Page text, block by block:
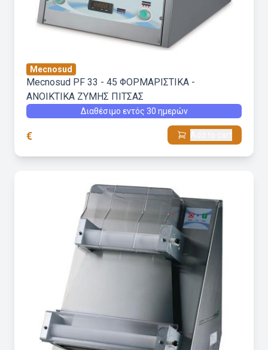
Mecnosud
Mecnosud PF 33 - 45 ΦΟΡΜΑΡΙΣΤΙΚΑ -
ΑΝΟΙΚΤΙΚΑ ΖΥΜΗΣ ΠΙΤΣΑΣ
Διαθέσιμο εντός 30 ημερών
€